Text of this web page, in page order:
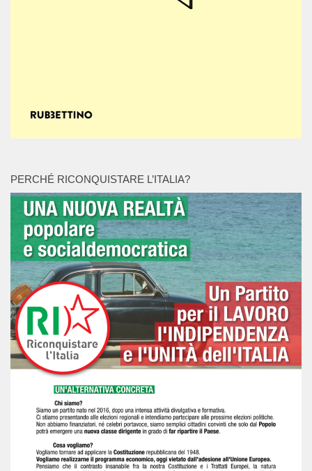
PERCHÉ RICONQUISTARE L’ITALIA?